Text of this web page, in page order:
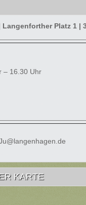
Platz 1 |
– 16.30 Uhr
KARTE